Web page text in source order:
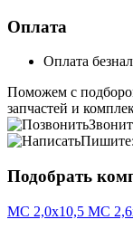
Оплата
Оплата
Поможем с
запчастей и
Пишите:
Подобрать
МС 2,0х10,5 МС